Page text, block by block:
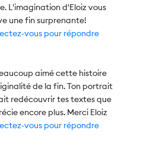
L'imagination d'Eloiz vous
une fin surprenante!
vous pour répondre
aimé cette histoire
de la fin. Ton portrait
redécouvrir tes textes que
encore plus. Merci Eloiz
vous pour répondre